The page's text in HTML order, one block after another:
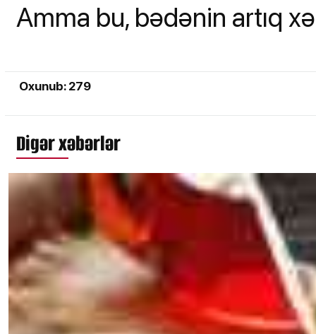
Amma bu, bədənin artıq
Oxunub: 279
Digər xəbərlər